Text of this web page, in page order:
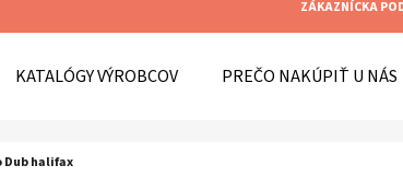
ZÁKAZNÍCKA
KATALÓGY VÝROBCOV PREČO NAKÚPIŤ U NÁS
Dub halifax